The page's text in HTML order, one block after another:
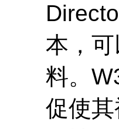
本，
料。
促使